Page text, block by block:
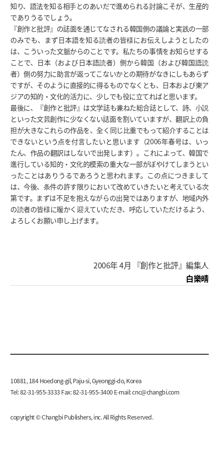
知り、語法を知る相手とのあいだで進められる討論こそが、生産的
でありうるでしょう。
『創作と批評』の誌面を通じてなされる韓国側の議論と実践の一部
のみでも、まず日本語を知る読者の皆様にお伝えしようとしたの
は、こういった文脈からのことです。私たちの事情をお知らせする
ことで、日本（および日本語読者）側から韓国（および韓国語読
者）側の努力に助言が返ってこないかとの期待がなきにしもあらず
ですが、そのように直接的に得るものでなくとも、日本および東ア
ジアの知的・文化的活力に、少しでも役に立てればと思います。
最後に、『創作と批評』は文学誌も兼ねた総合誌として、詩、小説
といった文芸創作に少なくない誌面を割いていますが、翻訳上の負
担が大きなこれらの作品を、全く同じ比重でもって紹介することは
できないという点を付言したいと思います（2006年春号は、いっ
たん、作品の翻訳はしないで出発します）。これによって、韓国で
進行している知的・文化的模索の重大な一部がぼやけてしまうとい
ったことはありうるであろうと思われます。この点につきまして
は、今後、条件の許す限りにおいて改めていきたいと考えている次
第です。まずは不足を抱えながらの出発ではありますが、地域内外
の読者の皆様に暖かく迎えていただき、呼応していただけるよう、
よろしくお願い申し上げます。
2006年 4月 『創作と批評』編集人
白樂晴
10881, 184 Hoedong-gil, Paju-si, Gyeonggi-do, Korea
Tel: 82-31-955-3333 Fax: 82-31-955-3400 E-mail:cnc@changbi.com
copyright © Changbi Publishers, inc. All Rights Reserved.